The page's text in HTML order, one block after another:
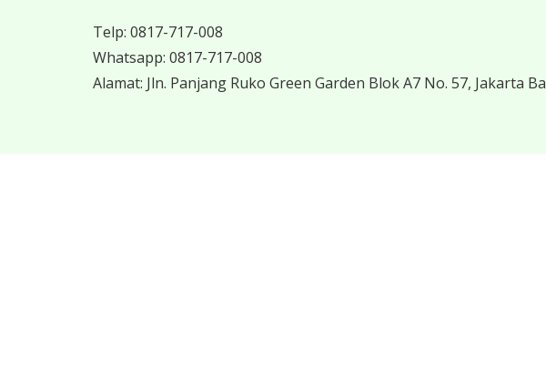
Telp: 0817-717-008
Whatsapp: 0817-717-008
Alamat: Jln. Panjang Ruko Green Garden Blok A7 No. 57, Jakarta